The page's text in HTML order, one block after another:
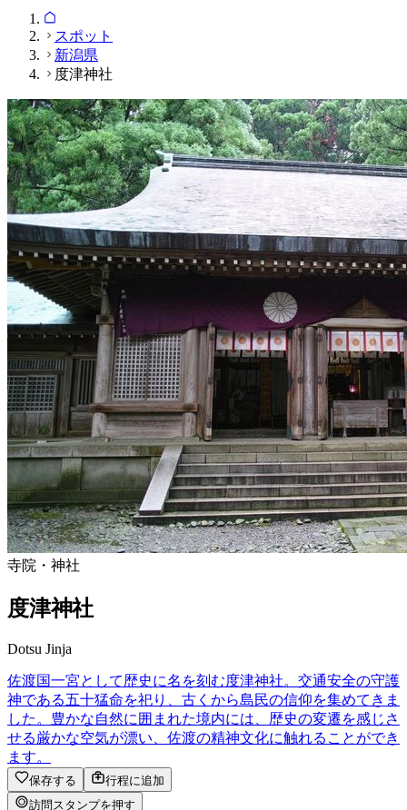
スポット
新潟県
度津神社
寺院・神社
度津神社
Dotsu Jinja
佐渡国一宮として歴史に名を刻む度津神社。交通安全の守護
神である五十猛命を祀り、古くから島民の信仰を集めてきま
した。豊かな自然に囲まれた境内には、歴史の変遷を感じさ
せる厳かな空気が漂い、佐渡の精神文化に触れることができ
ます。
保存する
行程に追加
訪問スタンプを押す